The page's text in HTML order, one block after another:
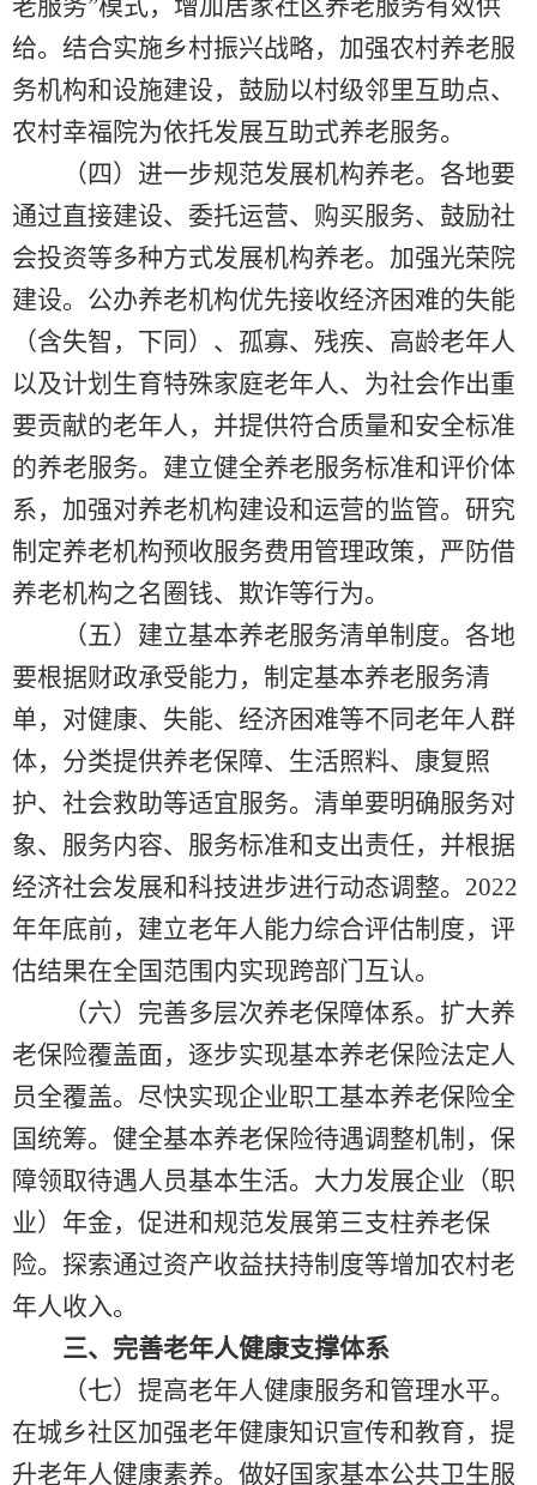
老服务”模式，增加居家社区养老服务有效供
给。结合实施乡村振兴战略，加强农村养老服
务机构和设施建设，鼓励以村级邻里互助点、
农村幸福院为依托发展互助式养老服务。
（四）进一步规范发展机构养老。各地要
通过直接建设、委托运营、购买服务、鼓励社
会投资等多种方式发展机构养老。加强光荣院
建设。公办养老机构优先接收经济困难的失能
（含失智，下同）、孤寡、残疾、高龄老年人
以及计划生育特殊家庭老年人、为社会作出重
要贡献的老年人，并提供符合质量和安全标准
的养老服务。建立健全养老服务标准和评价体
系，加强对养老机构建设和运营的监管。研究
制定养老机构预收服务费用管理政策，严防借
养老机构之名圈钱、欺诈等行为。
（五）建立基本养老服务清单制度。各地
要根据财政承受能力，制定基本养老服务清
单，对健康、失能、经济困难等不同老年人群
体，分类提供养老保障、生活照料、康复照
护、社会救助等适宜服务。清单要明确服务对
象、服务内容、服务标准和支出责任，并根据
经济社会发展和科技进步进行动态调整。2022
年年底前，建立老年人能力综合评估制度，评
估结果在全国范围内实现跨部门互认。
（六）完善多层次养老保障体系。扩大养
老保险覆盖面，逐步实现基本养老保险法定人
员全覆盖。尽快实现企业职工基本养老保险全
国统筹。健全基本养老保险待遇调整机制，保
障领取待遇人员基本生活。大力发展企业（职
业）年金，促进和规范发展第三支柱养老保
险。探索通过资产收益扶持制度等增加农村老
年人收入。
三、完善老年人健康支撑体系
（七）提高老年人健康服务和管理水平。
在城乡社区加强老年健康知识宣传和教育，提
升老年人健康素养。做好国家基本公共卫生服